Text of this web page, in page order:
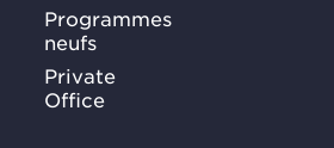
Programmes
neufs
Private
Office